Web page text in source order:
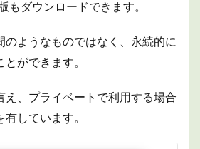
もダウンロードできます。
のようなものではなく、永続的に
ができます。
え、プライベートで利用する場合
しています。